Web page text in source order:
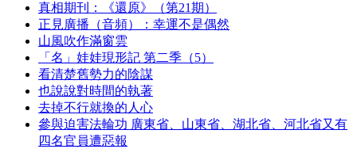
真相期刊：《還原》（第21期）
正見廣播（音頻）：幸運不是偶然
山風吹作滿窗雲
「名」娃娃現形記 第二季（5）
看清楚舊勢力的陰謀
也說說對時間的執著
去掉不行就換的人心
參與迫害法輪功 廣東省、山東省、湖北省、河北省又有
四名官員遭惡報